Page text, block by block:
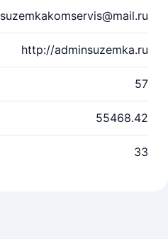
suzemkakomservis@mail.ru
http://adminsuzemka.ru
57
55468.42
33